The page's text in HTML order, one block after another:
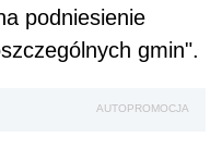
podniesienie
gmin".
AUTOPROMOCJA